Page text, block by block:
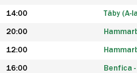
14:00 Täby (A-
20:00
12:00
16:00 Benfica